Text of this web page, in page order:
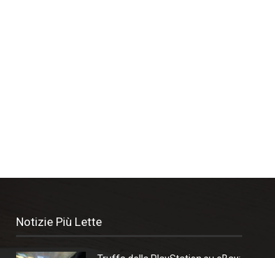
Notizie Più Lette